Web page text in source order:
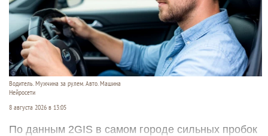
Водитель. Мужчина за рулем. Авто. Машина
Нейросети
8 августа 2026 в 13:05
По данным 2GIS в самом городе сильных пробок